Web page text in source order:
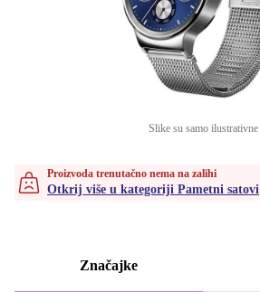
Slike su samo ilustrativne
Proizvoda trenutačno nema na zalihi
Otkrij više u kategoriji Pametni satovi
Značajke